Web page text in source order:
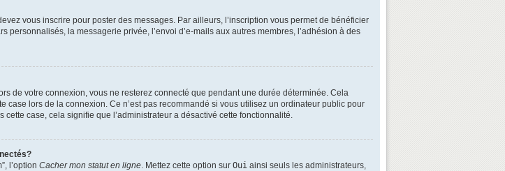
vous inscrire pour poster des messages. Par ailleurs, l’inscription vous permet de bénéficier
la messagerie privée, l’envoi d’e-mails aux autres membres, l’adhésion à des
de votre connexion, vous ne resterez connecté que pendant une durée déterminée. Cela
case lors de la connexion. Ce n’est pas recommandé si vous utilisez un ordinateur public pour
case, cela signifie que l’administrateur a désactivé cette fonctionnalité.
l’option Cacher mon statut en ligne. Mettez cette option sur Oui ainsi seuls les administrateurs,